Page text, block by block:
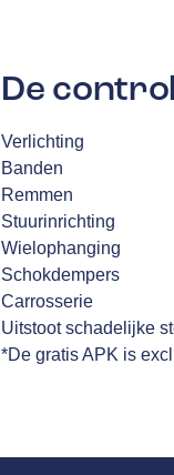
De
Verlichting
Banden
Remmen
Stuurinrichting
Wielophanging
Schokdempers
Carrosserie
Uitstoot schadelijke
*De gratis APK is